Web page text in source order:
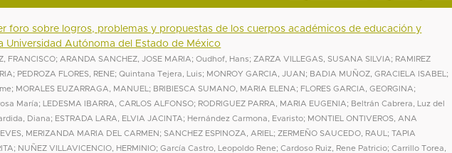
foro sobre logros, problemas y propuestas de los cuerpos académicos de educación y
Universidad Autónoma del Estado de México
FRANCISCO; ARANDA SANCHEZ, JOSE MARIA;Oudhof, Hans;ZARZA VILLEGAS, SUSANA SILVIA; RAMIREZ
; PEDROZA FLORES, RENE;Quintana Tejera, Luis; MONROY GARCIA, JUAN ; BADIA MUÑOZ, GRACIELA ISABEL ;
; MORALES EUZARRAGA, MANUEL ; BRIBIESCA SUMANO, MARIA ELENA; FLORES GARCIA, GEORGINA;
María; LEDESMA IBARRA, CARLOS ALFONSO; RODRIGUEZ PARRA, MARIA EUGENIA; Beltrán Cabrera, Luz del
Diana; ESTRADA LARA, ELVIA JACINTA; Hernández Carmona, Evaristo; MONTIEL ONTIVEROS, ANA
MERIZANDA MARIA DEL CARMEN ;SANCHEZ ESPINOZA, ARIEL ;ZERMEÑO SAUCEDO, RAUL ;TAPIA
; NUÑEZ VILLAVICENCIO, HERMINIO;García Castro, Leopoldo Rene;Cardoso Ruiz, Rene Patricio;Carrillo Torea,